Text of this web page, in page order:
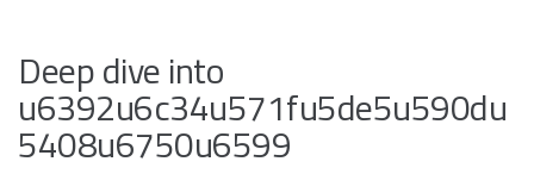
Deep dive into
u6392u6c34u571fu5de5u590du
5408u6750u6599